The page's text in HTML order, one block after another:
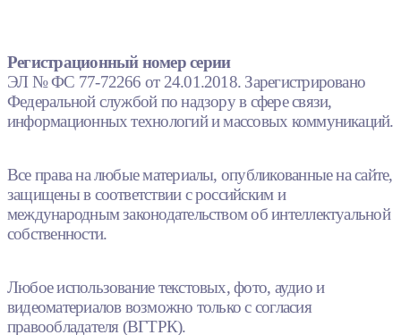
Регистрационный номер серии
ЭЛ № ФС 77-72266 от 24.01.2018. Зарегистрировано
Федеральной службой по надзору в сфере связи,
информационных технологий и массовых коммуникаций.
Все права на любые материалы, опубликованные на сайте,
защищены в соответствии с российским и
международным законодательством об интеллектуальной
собственности.
Любое использование текстовых, фото, аудио и
видеоматериалов возможно только с согласия
правообладателя (ВГТРК).